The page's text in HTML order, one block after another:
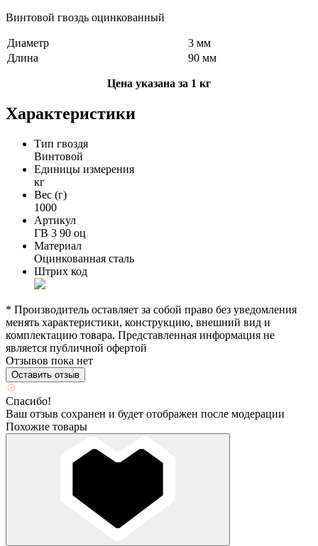
Винтовой гвоздь оцинкованный
Диаметр
3 мм
Длина
90 мм
Цена указана за 1 кг
Характеристики
Тип гвоздя
Винтовой
Единицы измерения
кг
Вес (г)
1000
Артикул
ГВ 3 90 оц
Материал
Оцинкованная сталь
Штрих код
* Производитель оставляет за собой право без уведомления
менять характеристики, конструкцию, внешний вид и
комплектацию товара. Представленная информация не
является публичной офертой
Отзывов пока нет
Оставить отзыв
Спасибо!
Ваш отзыв сохранен и будет отображен после модерации
Похожие товары